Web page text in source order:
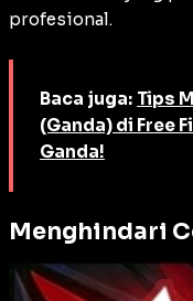
profesional.
Baca juga: Tips
(Ganda) di Free
Ganda!
Menghindari